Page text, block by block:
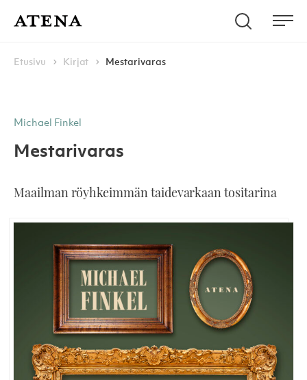
Atena Kustannus Hae
Navigoi
Etusivu
Kirjat Mestarivaras
Michael Finkel
Mestarivaras
Maailman röyhkeimmän taidevarkaan tositarina